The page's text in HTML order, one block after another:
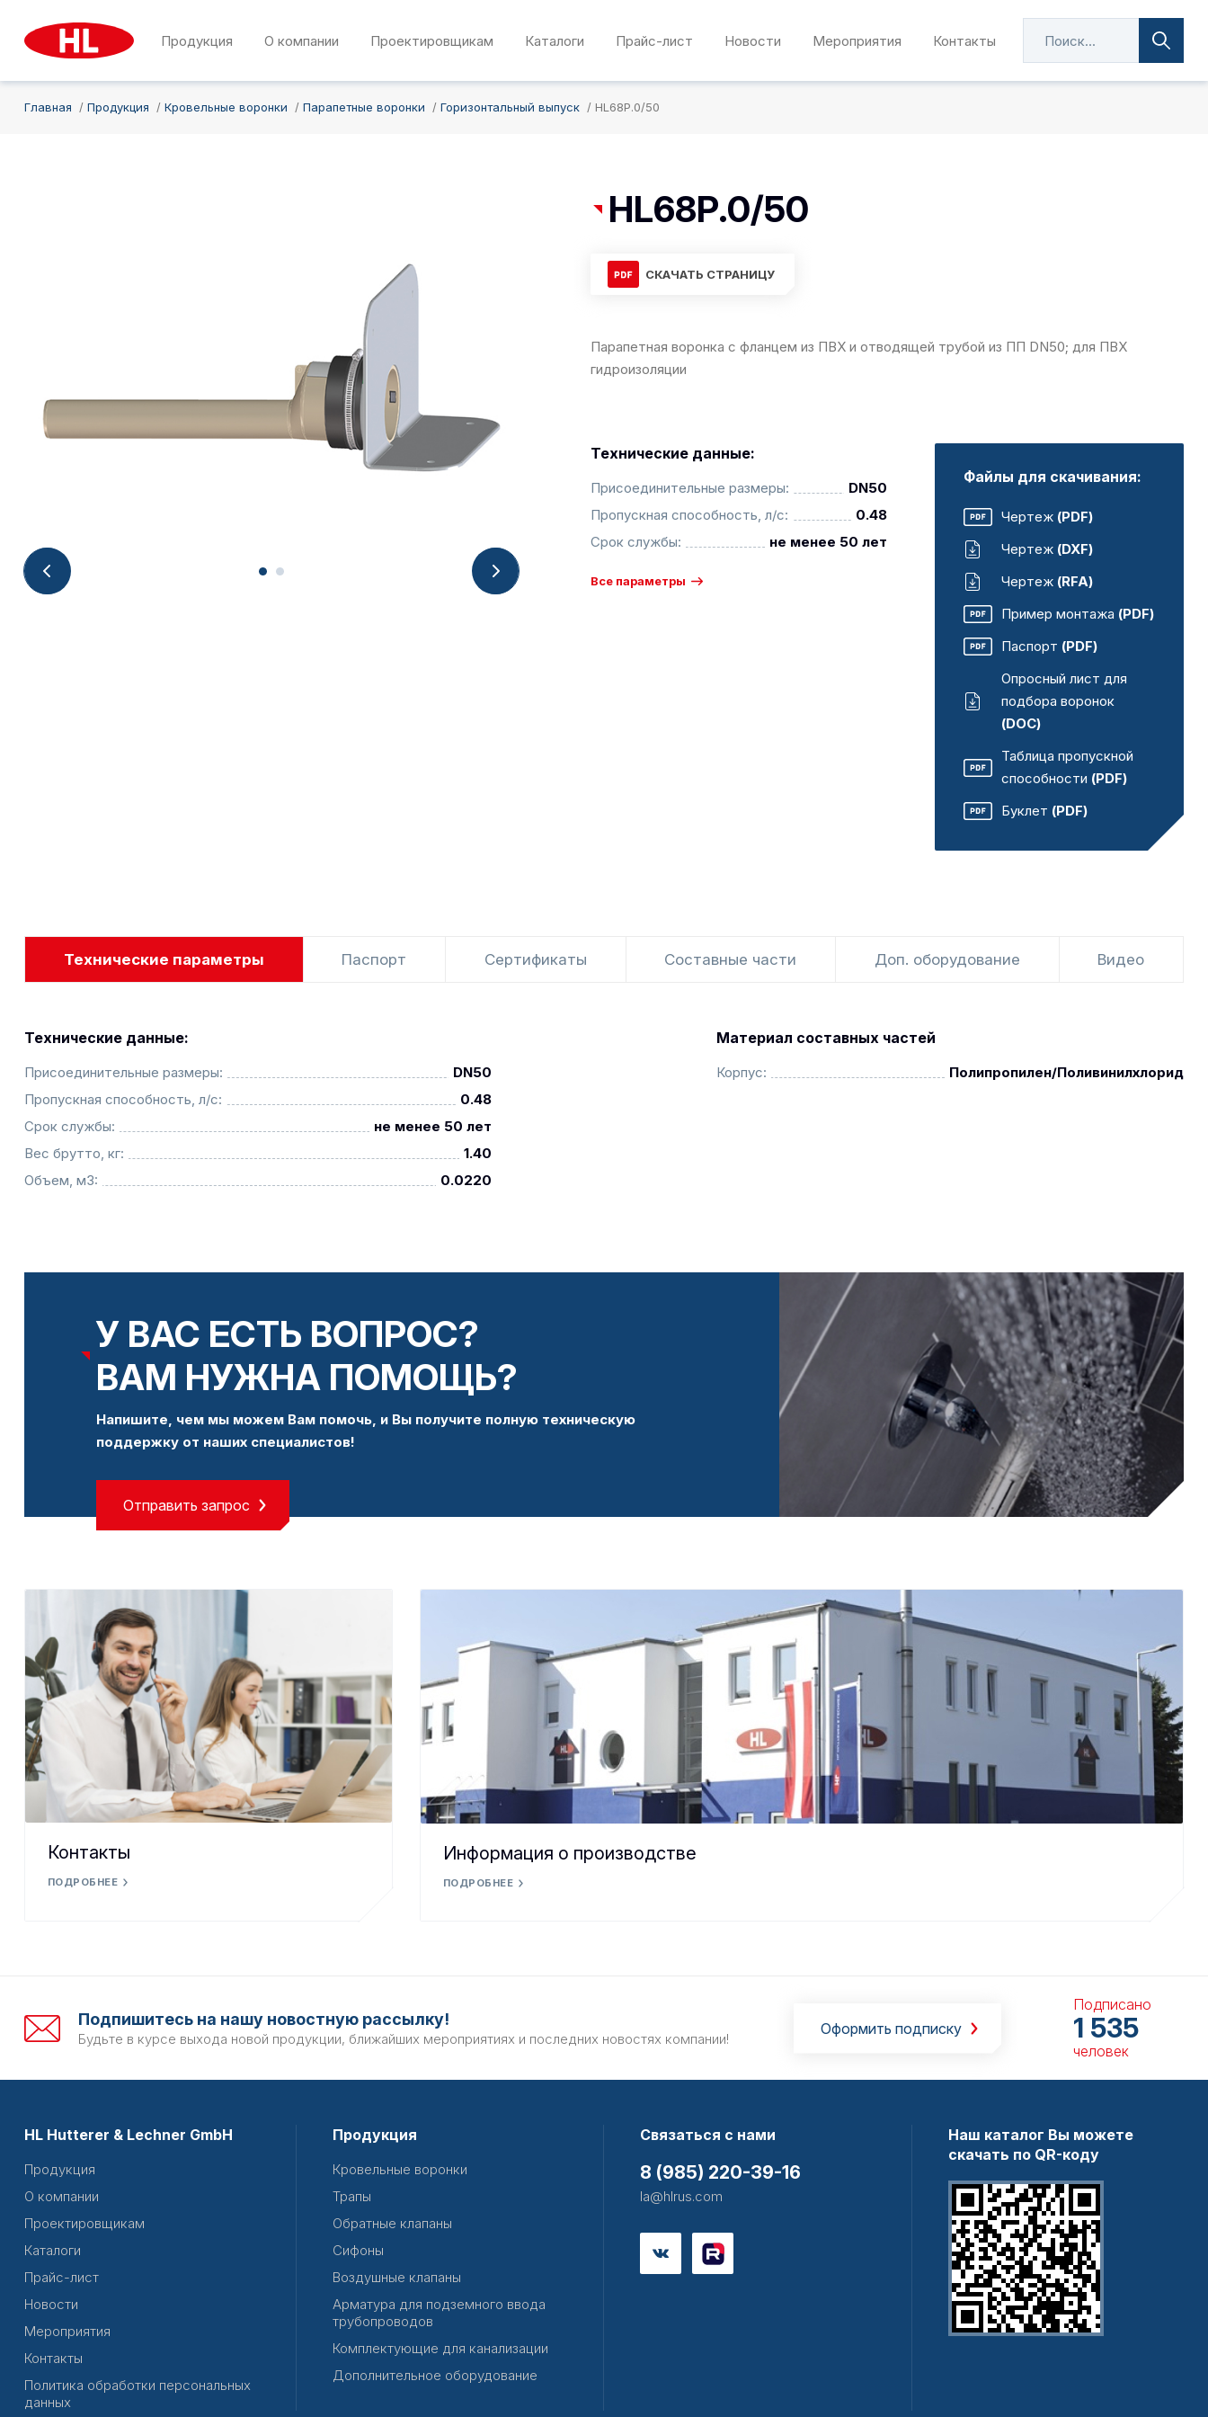
Продукция О компании Проектировщикам Каталоги Прайс-лист Новости Мероприятия Контакты
Главная Продукция Кровельные воронки Парапетные воронки Горизонтальный выпуск HL68P.0/50
HL68P.0/50
СКАЧАТЬ СТРАНИЦУ
Парапетная воронка с фланцем из ПВХ и отводящей трубой из ПП DN50; для ПВХ
гидроизоляции
Технические данные:
Присоединительные размеры:
DN50
Пропускная способность, л/с:
0.48
Срок службы:
не менее 50 лет
Все параметры
Файлы для скачивания:
Чертеж (PDF)
Чертеж (DXF)
Чертеж (RFA)
Пример монтажа (PDF)
Паспорт (PDF)
Опросный лист для
подбора воронок
(DOC)
Таблица пропускной
способности (PDF)
Буклет (PDF)
Технические параметры Паспорт Сертификаты Составные части Доп. оборудование Видео
Технические данные:
Присоединительные размеры:
DN50
Пропускная способность, л/с:
0.48
Срок службы:
не менее 50 лет
Вес брутто, кг:
1.40
Объем, м3:
0.0220
Материал составных частей
Корпус: Полипропилен/Поливинилхлорид
У ВАС ЕСТЬ ВОПРОС?
ВАМ НУЖНА ПОМОЩЬ?
Напишите, чем мы можем Вам помочь, и Вы получите полную техническую
поддержку от наших специалистов!
Отправить запрос
Контакты
ПОДРОБНЕЕ
Информация о производстве
ПОДРОБНЕЕ
Подпишитесь на нашу новостную рассылку!
Будьте в курсе выхода новой продукции, ближайших мероприятиях и последних новостях компании!
Оформить подписку
Подписано
1 535
человек
HL Hutterer & Lechner GmbH
Продукция
О компании
Проектировщикам
Каталоги
Прайс-лист
Новости
Мероприятия
Контакты
Политика обработки персональных
данных
Продукция
Кровельные воронки
Трапы
Обратные клапаны
Сифоны
Воздушные клапаны
Арматура для подземного ввода
трубопроводов
Комплектующие для канализации
Дополнительное оборудование
Связаться с нами
8 (985) 220-39-16
la@hlrus.com
Наш каталог Вы можете
скачать по QR-коду